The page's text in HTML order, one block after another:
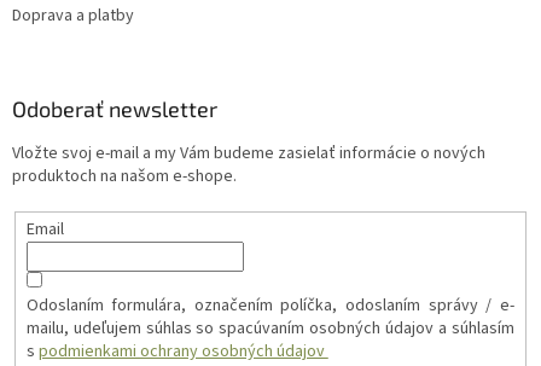
Doprava a platby
Odoberať newsletter
Vložte svoj e-mail a my Vám budeme zasielať informácie o nových
produktoch na našom e-shope.
Email
Odoslaním formulára, označením políčka, odoslaním správy / e-
mailu, udeľujem súhlas so spacúvaním osobných údajov a súhlasím
s podmienkami ochrany osobných údajov